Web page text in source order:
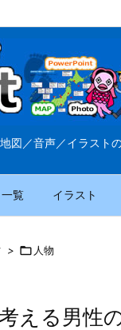
図／音声／イラスト
覧 イラスト
>  人物
える男性